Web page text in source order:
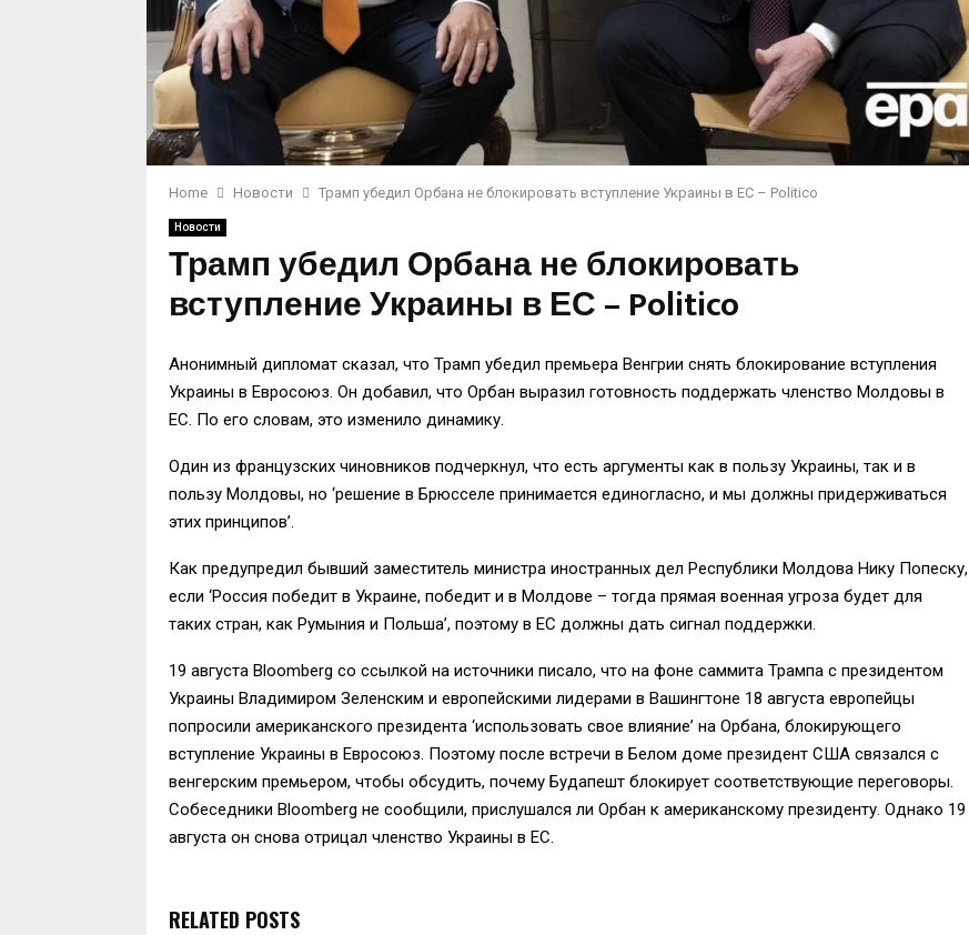
Home Новости Трамп убедил Орбана не блокировать вступление Украины в ЕС – Politico
Новости
Трамп убедил Орбана не блокировать
вступление Украины в ЕС – Politico
Анонимный дипломат сказал, что Трамп убедил премьера Венгрии снять блокирование вступления
Украины в Евросоюз. Он добавил, что Орбан выразил готовность поддержать членство Молдовы в
ЕС. По его словам, это изменило динамику.
Один из французских чиновников подчеркнул, что есть аргументы как в пользу Украины, так и в
пользу Молдовы, но ‘решение в Брюсселе принимается единогласно, и мы должны придерживаться
этих принципов’.
Как предупредил бывший заместитель министра иностранных дел Республики Молдова Нику Попеску,
если ‘Россия победит в Украине, победит и в Молдове – тогда прямая военная угроза будет для
таких стран, как Румыния и Польша’, поэтому в ЕС должны дать сигнал поддержки.
19 августа Bloomberg со ссылкой на источники писало, что на фоне саммита Трампа с президентом
Украины Владимиром Зеленским и европейскими лидерами в Вашингтоне 18 августа европейцы
попросили американского президента ‘использовать свое влияние’ на Орбана, блокирующего
вступление Украины в Евросоюз. Поэтому после встречи в Белом доме президент США связался с
венгерским премьером, чтобы обсудить, почему Будапешт блокирует соответствующие переговоры.
Собеседники Bloomberg не сообщили, прислушался ли Орбан к американскому президенту. Однако 19
августа он снова отрицал членство Украины в ЕС.
RELATED POSTS